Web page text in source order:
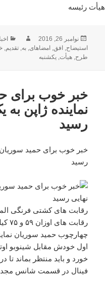
هیأت رئیسه
ارسال
شده
در
نوامبر 26, 2016 نویسنده
استیضاح ,افق ,امضاهای ,به ,تقدیم ,
طرح ,هیأت ,یکشنبه
خبر خوب برای
نماینده ژاپن
رسید
خبر خوب برای حمید سوریان/
رسید
چهارچوب حمید سوریان
خورد و باید منتظر بماند
فینال در قسمت شانس